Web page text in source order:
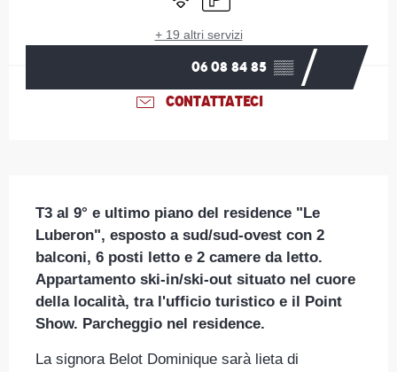
+ 19 altri servizi
06 08 84 85 ▒▒
CONTATTATECI
T3 al 9° e ultimo piano del residence "Le
Luberon", esposto a sud/sud-ovest con 2
balconi, 6 posti letto e 2 camere da letto.
Appartamento ski-in/ski-out situato nel cuore
della località, tra l'ufficio turistico e il Point
Show. Parcheggio nel residence.
La signora Belot Dominique sarà lieta di